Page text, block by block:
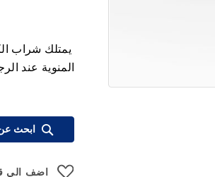
يمتلك شراب
المنوية عند
ابحث
اضف الي